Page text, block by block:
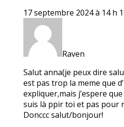
17 septembre 2024 à 14 h
Raven
Salut anna(je peux dire
est pas trop la meme que
expliquer,mais j’espere
suis là ppir toi et pas pour
Donccc salut/bonjour!